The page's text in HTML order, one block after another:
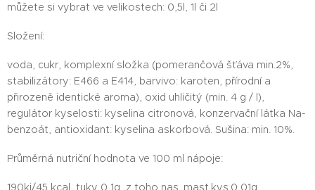
můžete si vybrat ve velikostech: 0,5l, 1l či 2l
Složení:
voda, cukr, komplexní složka (pomerančová šťáva min.2%,
stabilizátory: E466 a E414, barvivo: karoten, přírodní a
přirozeně identické aroma), oxid uhličitý (min. 4 g / l),
regulátor kyselosti: kyselina citronová, konzervační látka Na-
benzoát, antioxidant: kyselina askorbová. Sušina: min. 10%.
Průměrná nutriční hodnota ve 100 ml nápoje:
190kj/45 kcal, tuky 0,1g, z toho nas. mast.kys.0,01g,